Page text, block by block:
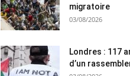
migratoire
03/08/2026
Londres : 117
d’un